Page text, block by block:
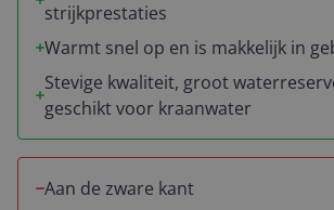
strijkprestaties
Warmt snel op en is makkelijk in
Stevige kwaliteit, groot
geschikt voor kraanwater
Aan de zware kant